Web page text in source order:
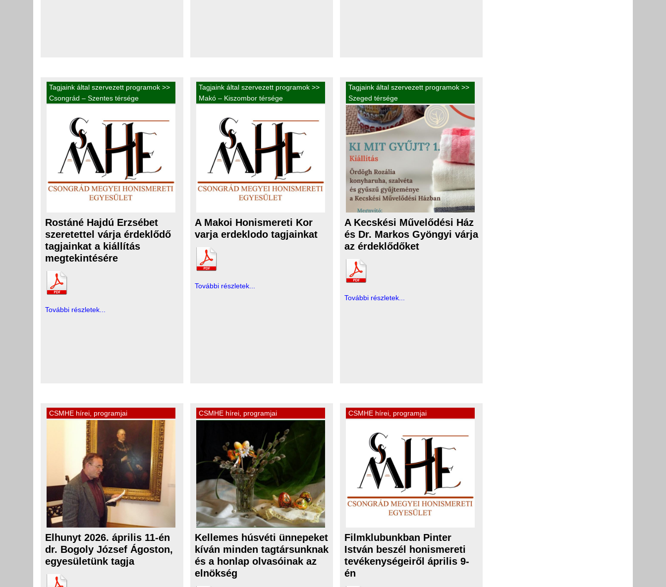
Tagjaink által szervezett programok >>
Csongrád – Szentes térsége
Rostáné Hajdú Erzsébet
szeretettel várja érdeklődő
tagjainkat a kiállítás
megtekintésére
További részletek...
Tagjaink által szervezett programok >>
Makó – Kiszombor térsége
A Makoi Honismereti Kor
varja erdeklodo tagjainkat
További részletek...
Tagjaink által szervezett programok >>
Szeged térsége
A Kecskési Művelődési Ház
és Dr. Markos Gyöngyi várja
az érdeklődőket
További részletek...
CSMHE hírei, programjai
Elhunyt 2026. április 11-én
dr. Bogoly József Ágoston,
egyesületünk tagja
CSMHE hírei, programjai
Kellemes húsvéti ünnepeket
kíván minden tagtársunknak
és a honlap olvasóinak az
elnökség
CSMHE hírei, programjai
Filmklubunkban Pinter
István beszél honismereti
tevékenységeiről április 9-
én